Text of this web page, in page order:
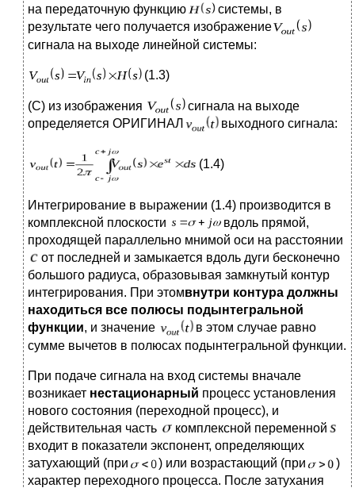
на передаточную функцию
системы, в
результате чего получается изображение
сигнала на выходе линейной системы:
(1.3)
(С) из изображения
сигнала на выходе
определяется ОРИГИНАЛ
выходного сигнала:
(1.4)
Интегрирование в выражении (1.4) производится в
комплексной плоскости
вдоль прямой,
проходящей параллельно мнимой оси на расстоянии
от последней и замыкается вдоль дуги бесконечно
большого радиуса, образовывая замкнутый контур
интегрирования. При этомвнутри контура должны
находиться все полюсы подынтегральной
функции, и значение
в этом случае равно
сумме вычетов в полюсах подынтегральной функции.
При подаче сигнала на вход системы вначале
возникает нестационарный процесс установления
нового состояния (переходной процесс), и
действительная часть
комплексной переменной
входит в показатели экспонент, определяющих
затухающий (при
) или возрастающий (при
)
характер переходного процесса. После затухания